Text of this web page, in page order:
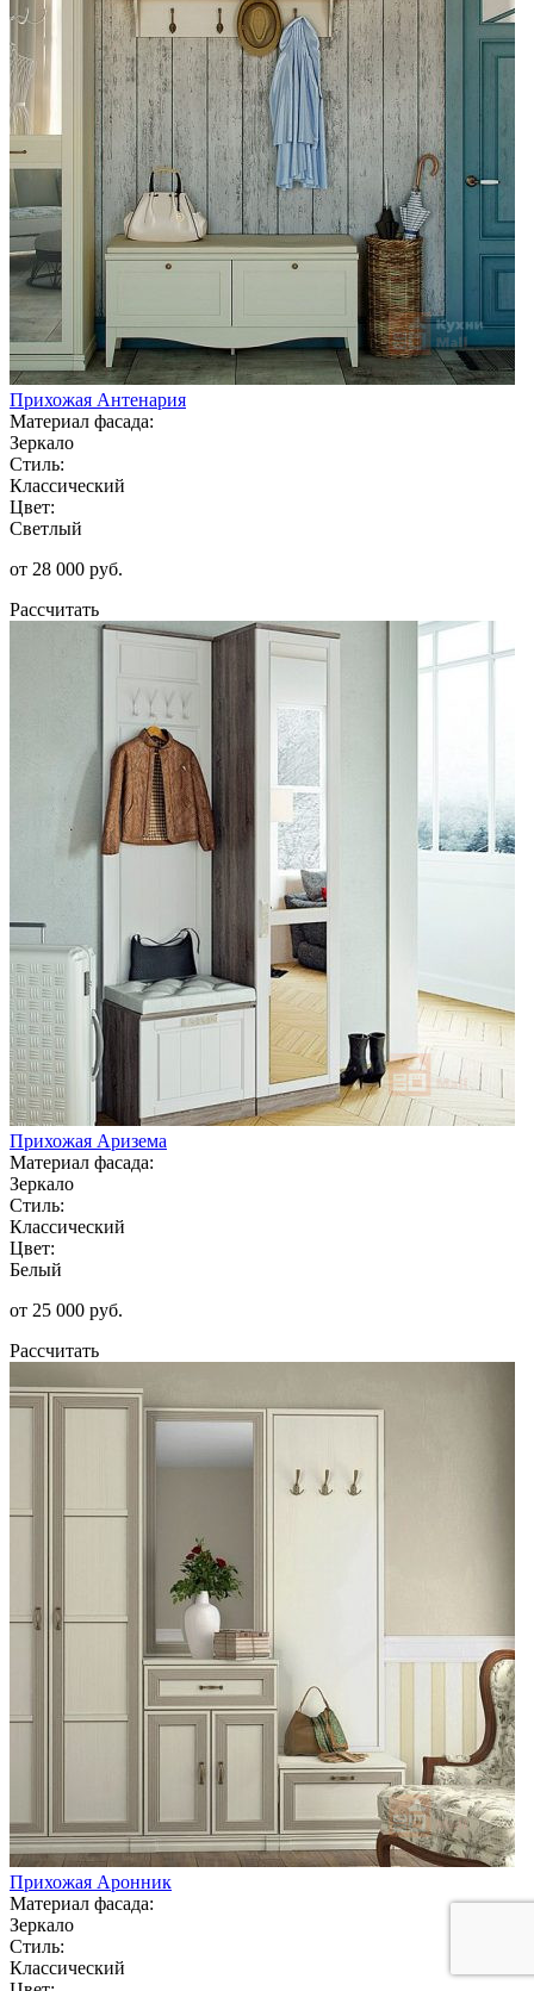
Прихожая Антенария
Материал фасада:
Зеркало
Стиль:
Классический
Цвет:
Светлый
от 28 000 руб.
Рассчитать
Прихожая Аризема
Материал фасада:
Зеркало
Стиль:
Классический
Цвет:
Белый
от 25 000 руб.
Рассчитать
Прихожая Аронник
Материал фасада:
Зеркало
Стиль:
Классический